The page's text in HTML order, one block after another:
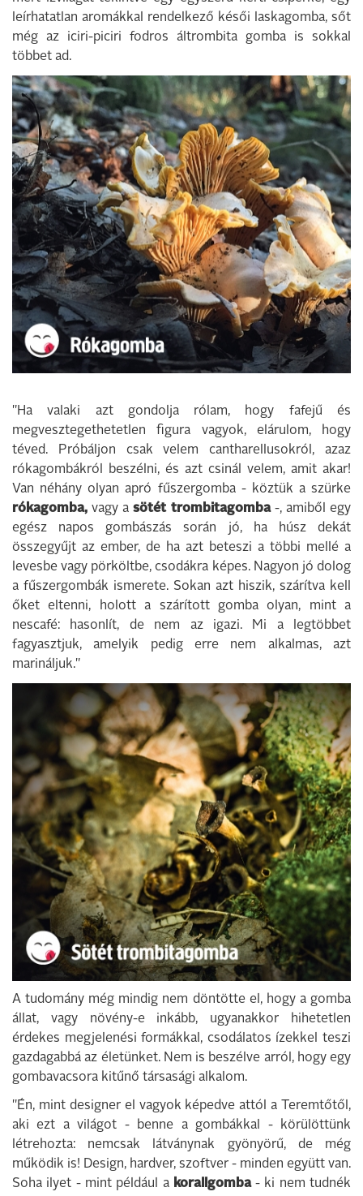
leírhatatlan aromákkal rendelkező késői laskagomba, sőt
még az iciri-piciri fodros áltrombita gomba is sokkal
többet ad.
"Ha valaki azt gondolja rólam, hogy fafejű és
megvesztegethetetlen figura vagyok, elárulom, hogy
téved. Próbáljon csak velem cantharellusokról, azaz
rókagombákról beszélni, és azt csinál velem, amit akar!
Van néhány olyan apró fűszergomba - köztük a szürke
rókagomba, vagy asötét trombitagomba-, amiből egy
egész napos gombászás során jó, ha húsz dekát
összegyűjt az ember, de ha azt beteszi a többi mellé a
levesbe vagy pörköltbe, csodákra képes. Nagyon jó dolog
a fűszergombák ismerete. Sokan azt hiszik, szárítva kell
őket eltenni, holott a szárított gomba olyan, mint a
nescafé: hasonlít, de nem az igazi. Mi a legtöbbet
fagyasztjuk, amelyik pedig erre nem alkalmas, azt
marináljuk."
A tudomány még mindig nem döntötte el, hogy a gomba
állat, vagy növény-e inkább, ugyanakkor hihetetlen
érdekes megjelenési formákkal, csodálatos ízekkel teszi
gazdagabbá az életünket. Nem is beszélve arról, hogy egy
gombavacsora kitűnő társasági alkalom.
"Én, mint designer el vagyok képedve attól a Teremtőtől,
aki ezt a világot - benne a gombákkal - körülöttünk
létrehozta: nemcsak látványnak gyönyörű, de még
működik is! Design, hardver, szoftver - minden együtt van.
Soha ilyet - mint például a korallgomba- ki nem tudnék